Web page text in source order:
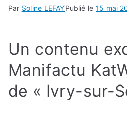
Par Soline LEFAYPublié le15 mai
Un contenu
Manifactu
de « Ivry-sur-